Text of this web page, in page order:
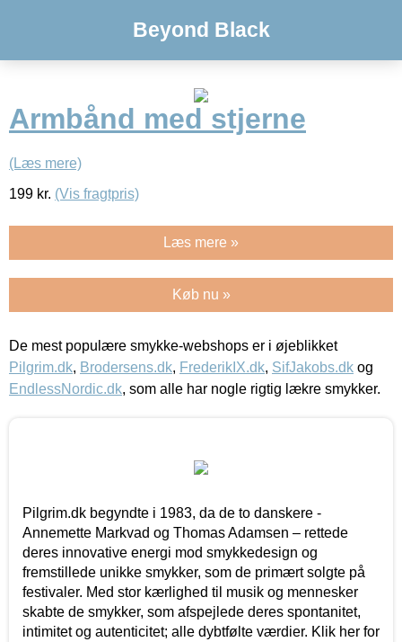
Beyond Black
Armbånd med stjerne
(Læs mere)
199 kr. (Vis fragtpris)
Læs mere »
Køb nu »
De mest populære smykke-webshops er i øjeblikket
Pilgrim.dk, Brodersens.dk, FrederikIX.dk, SifJakobs.dk og
EndlessNordic.dk, som alle har nogle rigtig lækre smykker.
Pilgrim.dk begyndte i 1983, da de to danskere -
Annemette Markvad og Thomas Adamsen – rettede
deres innovative energi mod smykkedesign og
fremstillede unikke smykker, som de primært solgte på
festivaler. Med stor kærlighed til musik og mennesker
skabte de smykker, som afspejlede deres spontanitet,
intimitet og autenticitet; alle dybtfølte værdier. Klik her for